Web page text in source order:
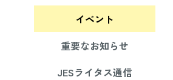
イベント
重要なお知らせ
JESライタス通信